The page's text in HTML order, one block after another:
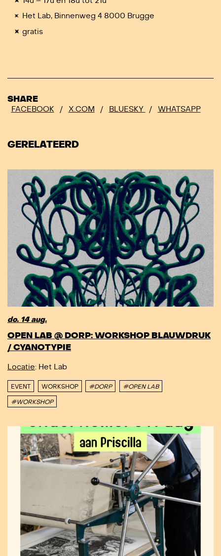
Het Lab, Binnenweg 4 8000 Brugge
gratis
SHARE
FACEBOOK / X.COM / BLUESKY / WHATSAPP
GERELATEERD
do. 14 aug.
OPEN LAB @ DORP: WORKSHOP BLAUWDRUK
/ CYANOTYPIE
Locatie: Het Lab
EVENT WORKSHOP #DORP #OPEN LAB
#WORKSHOP